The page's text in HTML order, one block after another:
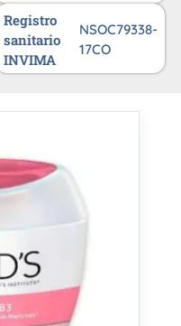
Registro
sanitario
INVIMA
NSOC79338-
17CO